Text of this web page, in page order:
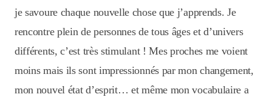
je savoure chaque nouvelle chose que j’apprends. Je
rencontre plein de personnes de tous âges et d’univers
différents, c’est très stimulant ! Mes proches me voient
moins mais ils sont impressionnés par mon changement,
mon nouvel état d’esprit… et même mon vocabulaire a